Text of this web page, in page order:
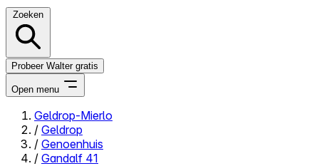
Zoeken
Probeer Walter gratis
Open menu
Close menu
Geldrop-Mierlo
/ Geldrop
/ Genoenhuis
/ Gandalf 41